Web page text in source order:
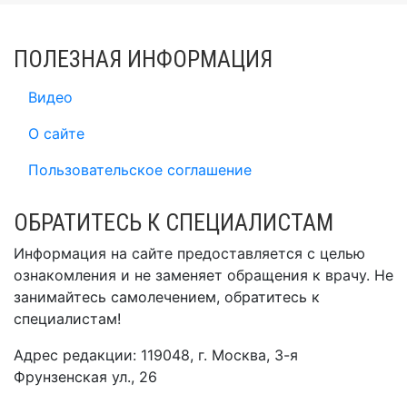
ПОЛЕЗНАЯ ИНФОРМАЦИЯ
Видео
О сайте
Пользовательское соглашение
ОБРАТИТЕСЬ К СПЕЦИАЛИСТАМ
Информация на сайте предоставляется с целью
ознакомления и не заменяет обращения к врачу. Не
занимайтесь самолечением, обратитесь к
специалистам!
Адрес редакции: 119048, г. Москва, 3-я
Фрунзенская ул., 26